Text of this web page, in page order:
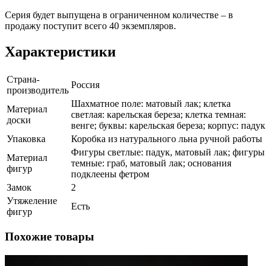
Серия будет выпущена в ограниченном количестве – в
продажу поступит всего 40 экземпляров.
Характеристики
Страна-
производитель
Россия
Материал
доски
Шахматное поле: матовый лак; клетка
светлая: карельская береза; клетка темная:
венге; буквы: карельская береза; корпус: падук
Упаковка
Коробка из натурального льна ручной работы
Материал
фигур
Фигуры светлые: падук, матовый лак; фигуры
темные: граб, матовый лак; основания
подклеены фетром
Замок
2
Утяжеление
фигур
Есть
Похожие товары